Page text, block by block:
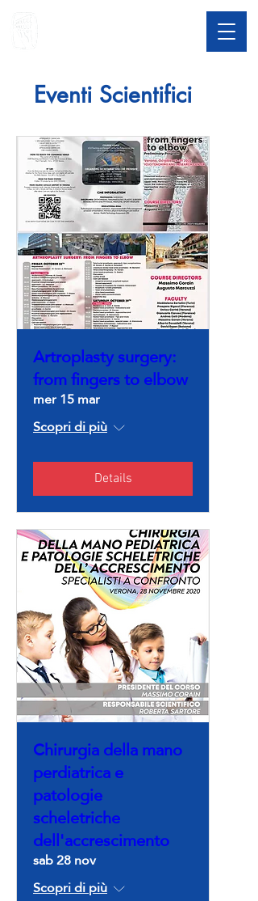
Eventi Scientifici
Artroplasty surgery:
from fingers to elbow
mer 15 mar
Scopri di più
Details
Chirurgia della mano
perdiatrica e
patologie
scheletriche
dell'accrescimento
sab 28 nov
Scopri di più